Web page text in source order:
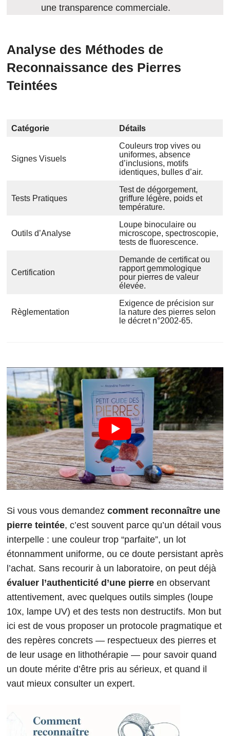
une transparence commerciale.
Analyse des Méthodes de
Reconnaissance des Pierres
Teintées
Catégorie Détails
Signes Visuels
Couleurs trop vives ou
uniformes, absence
d’inclusions, motifs
identiques, bulles d’air.
Tests Pratiques
Test de dégorgement,
griffure légère, poids et
température.
Outils d’Analyse
Loupe binoculaire ou
microscope, spectroscopie,
tests de fluorescence.
Certification
Demande de certificat ou
rapport gemmologique
pour pierres de valeur
élevée.
Règlementation
Exigence de précision sur
la nature des pierres selon
le décret n°2002-65.
Si vous vous demandez comment reconnaître une
pierre teintée, c’est souvent parce qu’un détail vous
interpelle : une couleur trop “parfaite”, un lot
étonnamment uniforme, ou ce doute persistant après
l’achat. Sans recourir à un laboratoire, on peut déjà
évaluer l’authenticité d’une pierre en observant
attentivement, avec quelques outils simples (loupe
10x, lampe UV) et des tests non destructifs. Mon but
ici est de vous proposer un protocole pragmatique et
des repères concrets — respectueux des pierres et
de leur usage en lithothérapie — pour savoir quand
un doute mérite d’être pris au sérieux, et quand il
vaut mieux consulter un expert.